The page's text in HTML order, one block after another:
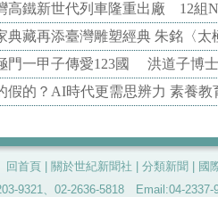
高鐵新世代列車隆重出廠 12組
典藏再添臺灣雕塑經典 朱銘〈
門一甲子傳愛123國 洪道子博
假的？AI時代更需思辨力 素養
回首頁 關於世紀新聞社 分類新聞
國
9321、02-2636-5818 Email:04-